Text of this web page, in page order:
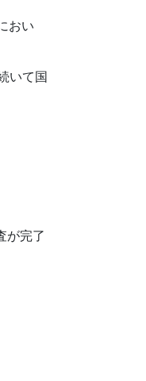
おい
いて国
が完了